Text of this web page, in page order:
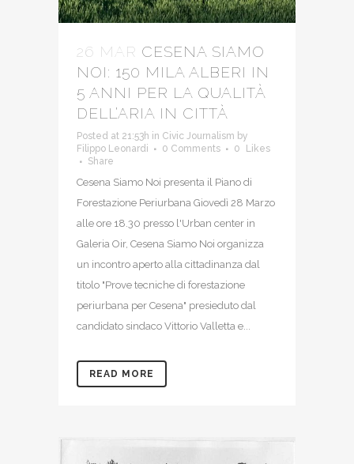
26 MAR CESENA SIAMO
NOI: 150 MILA ALBERI IN
5 ANNI PER LA QUALITÀ
DELL’ARIA IN CITTÀ
Posted at 21:53h in Civic Journalism by
Filippo Leonardi
0 Comments 0
Likes
Share
Cesena Siamo Noi presenta il Piano di
Forestazione Periurbana Giovedì 28 Marzo
alle ore 18.30 presso l'Urban center in
Galeria Oir, Cesena Siamo Noi organizza
un incontro aperto alla cittadinanza dal
titolo "Prove tecniche di forestazione
periurbana per Cesena" presieduto dal
candidato sindaco Vittorio Valletta e...
READ MORE